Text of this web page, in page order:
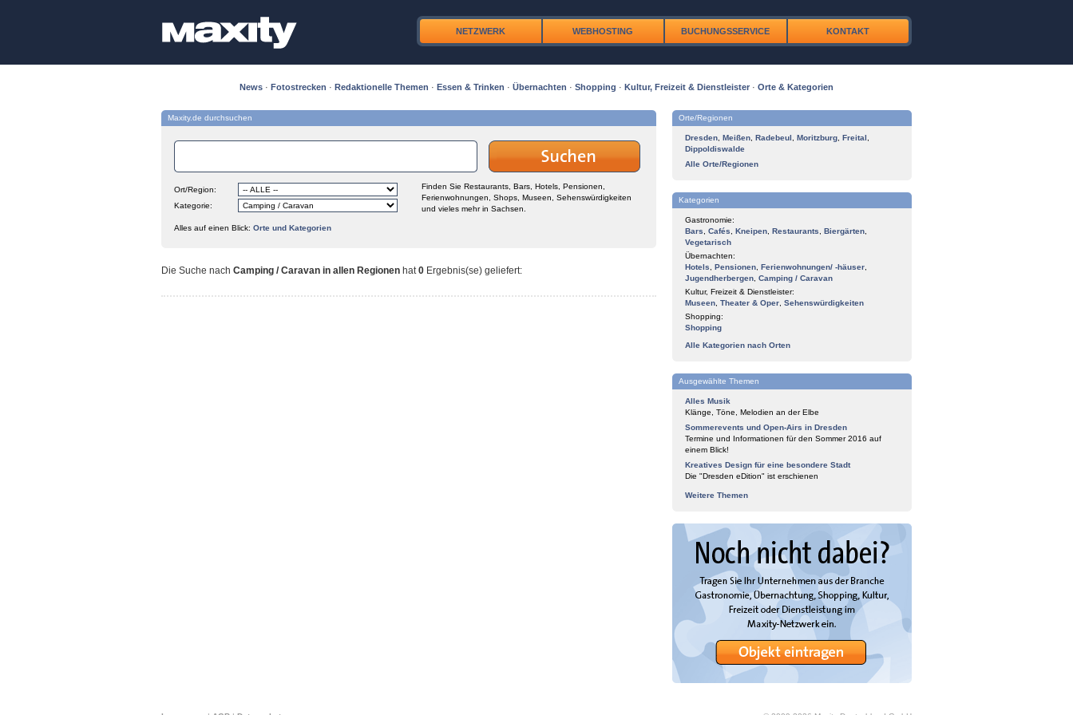
NETZWERK WEBHOSTING BUCHUNGSSERVICE KONTAKT
News · Fotostrecken · Redaktionelle Themen · Essen & Trinken · Übernachten · Shopping · Kultur, Freizeit & Dienstleister · Orte & Kategorien
Maxity.de durchsuchen
Ort/Region:
Kategorie:
Finden Sie Restaurants, Bars, Hotels, Pensionen,
Ferienwohnungen, Shops, Museen, Sehenswürdigkeiten
und vieles mehr in Sachsen.
Alles auf einen Blick: Orte und Kategorien
Die Suche nach Camping / Caravan in allen Regionen hat0 Ergebnis(se) geliefert:
Orte/Regionen
Dresden Meißen Radebeul Moritzburg Freital
Dippoldiswalde
Alle Orte/Regionen
Kategorien
Gastronomie:
Bars
Cafés Kneipen Restaurants Biergärten
Vegetarisch
Übernachten:
Hotels
Pensionen Ferienwohnungen/ -häuser
Jugendherbergen Camping / Caravan
Kultur, Freizeit & Dienstleister:
Museen Theater & Oper Sehenswürdigkeiten
Shopping:
Shopping
Alle Kategorien nach Orten
Ausgewählte Themen
Alles Musik
Klänge, Töne, Melodien an der Elbe
Sommerevents und Open-Airs in Dresden
Termine und Informationen für den Sommer 2016 auf
einem Blick!
Kreatives Design für eine besondere Stadt
Die "Dresden eDition" ist erschienen
Weitere Themen